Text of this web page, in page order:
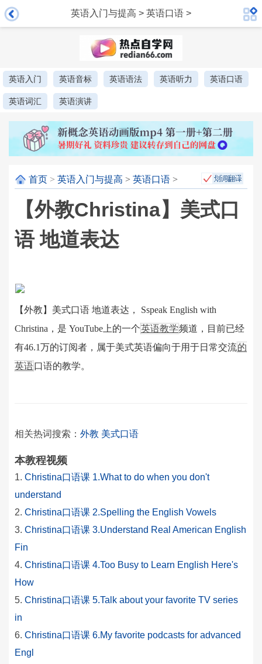
英语入门与提高 > 英语口语 >
英语入门 英语音标 英语语法 英语听力 英语口语
英语词汇 英语演讲
首页 > 英语入门与提高 > 英语口语 >
【外教Christina】美式口
语 地道表达
【外教】美式口语 地道表达， Sspeak English with
Christina，是 YouTube上的一个英语教学频道，目前已经
有46.1万的订阅者，属于美式英语偏向于用于日常交流的
英语口语的教学。
相关热词搜索： 外教 美式口语
本教程视频
Christina口语课 1.What to do when you don't
understand
Christina口语课 2.Spelling the English Vowels
Christina口语课 3.Understand Real American English
Fin
Christina口语课 4.Too Busy to Learn English Here's
How
Christina口语课 5.Talk about your favorite TV series
in
Christina口语课 6.My favorite podcasts for advanced
Engl